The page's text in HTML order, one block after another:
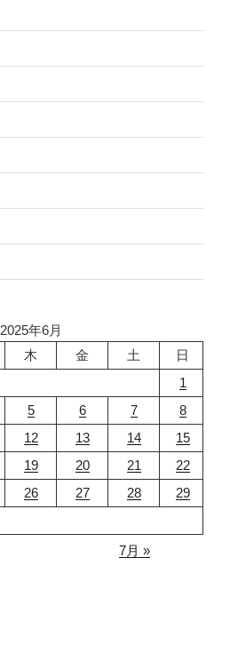
2025年6月
木 金 土
日
1
5 6 7
8
12 13 14
15
19 20 21
22
26 27 28
29
7月 »